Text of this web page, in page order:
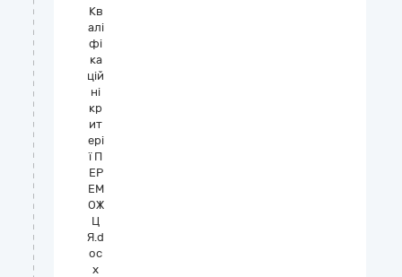
Кв
алі
фі
ка
цій
ні
кр
ит
ері
ї П
ЕР
ЕМ
ОЖ
Ц
Я.d
oc
x